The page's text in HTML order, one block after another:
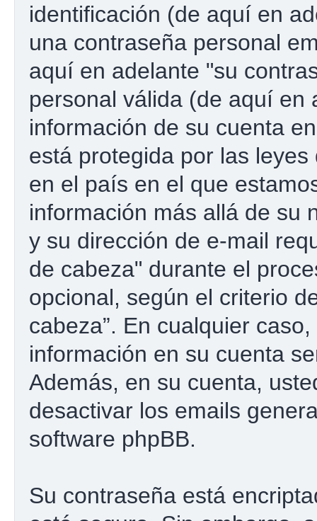
identificación (de aquí en
una contraseña personal
aquí en adelante "su
personal válida (de aquí en
información de su cuenta
está protegida por las
en el país en el que
información más allá de su
y su dirección de e-mail
de cabeza" durante el
opcional, según el criterio
cabeza”. En cualquier
información en su cuenta
Además, en su cuenta,
desactivar los emails
software phpBB.
Su contraseña está